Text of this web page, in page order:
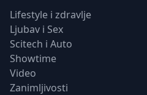
Lifestyle i zdravlje
Ljubav i Sex
Scitech i Auto
Showtime
Video
Zanimljivosti